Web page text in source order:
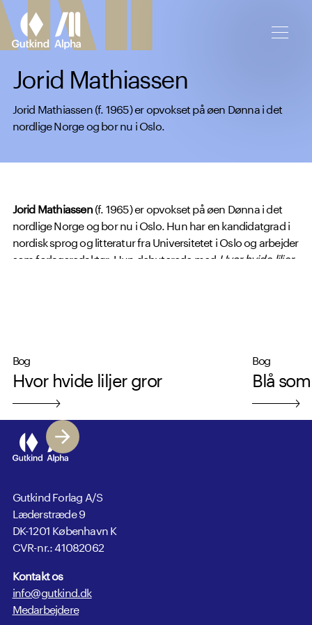
Spring til hovedindhold
Jorid Mathiassen
Jorid Mathiassen (f. 1965) er opvokset på øen Dønna i det
nordlige Norge og bor nu i Oslo.
Jorid Mathiassen(f. 1965) er opvokset på øen Dønna i det
nordlige Norge og bor nu i Oslo. Hun har en kandidatgrad i
nordisk sprog og litteratur fra Universitetet i Oslo og arbejder
som forlagsredaktør. Hun debuterede med Hvor hvide liljer
Bog
Hvor hvide liljer gror
Bog
Blå
Gutkind Forlag A/S
Læderstræde 9
DK-1201 København K
CVR-nr.: 41082062
Kontakt os
info@gutkind.dk
Medarbejdere